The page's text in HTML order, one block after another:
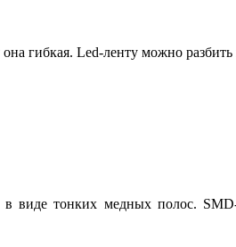
гибкая. Led-ленту можно разбить
тонких медных полос. SMD-